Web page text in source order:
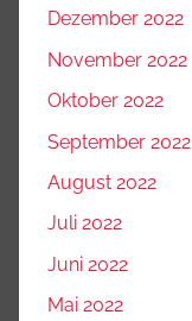
Dezember 2022
November 2022
Oktober 2022
September 2022
August 2022
Juli 2022
Juni 2022
Mai 2022